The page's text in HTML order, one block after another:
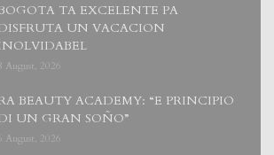
TA EXCELENTE PA
UN VACACION
August, 2026
BEAUTY ACADEMY: “E PRINCIPIO
UN GRAN SOÑO”
August, 2026